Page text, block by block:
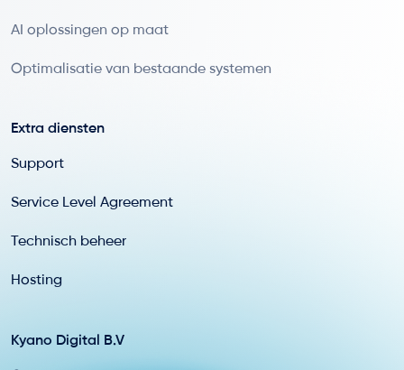
AI oplossingen op maat
Optimalisatie van bestaande systemen
Extra diensten
Support
Service Level Agreement
Technisch beheer
Hosting
Kyano Digital B.V